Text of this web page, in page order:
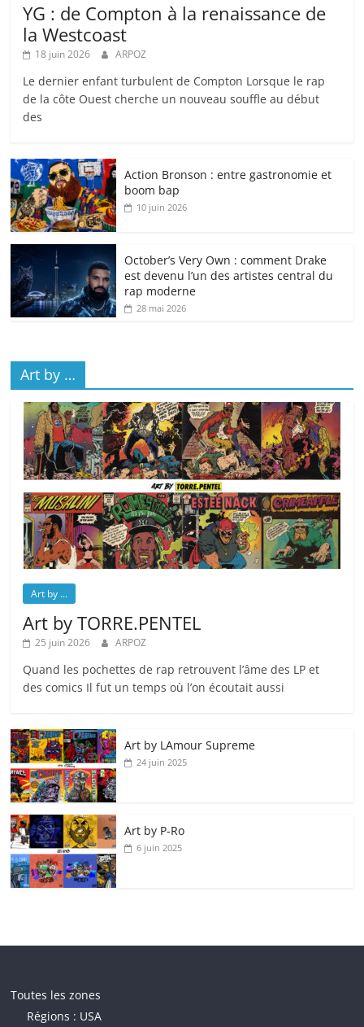
YG : de Compton à la renaissance de
la Westcoast
18 juin 2026 ARPOZ
Le dernier enfant turbulent de Compton Lorsque le rap
de la côte Ouest cherche un nouveau souffle au début
des
Action Bronson : entre gastronomie et
boom bap
10 juin 2026
October’s Very Own : comment Drake
est devenu l’un des artistes central du
rap moderne
28 mai 2026
Art by …
Art by ...
Art by TORRE.PENTEL
25 juin 2026 ARPOZ
Quand les pochettes de rap retrouvent l’âme des LP et
des comics Il fut un temps où l’on écoutait aussi
Art by LAmour Supreme
24 juin 2025
Art by P‑Ro
6 juin 2025
Toutes les zones
Régions : USA